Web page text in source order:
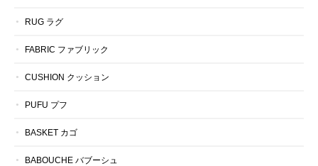
RUG ラグ
FABRIC ファブリック
CUSHION クッション
PUFU プフ
BASKET カゴ
BABOUCHE バブーシュ